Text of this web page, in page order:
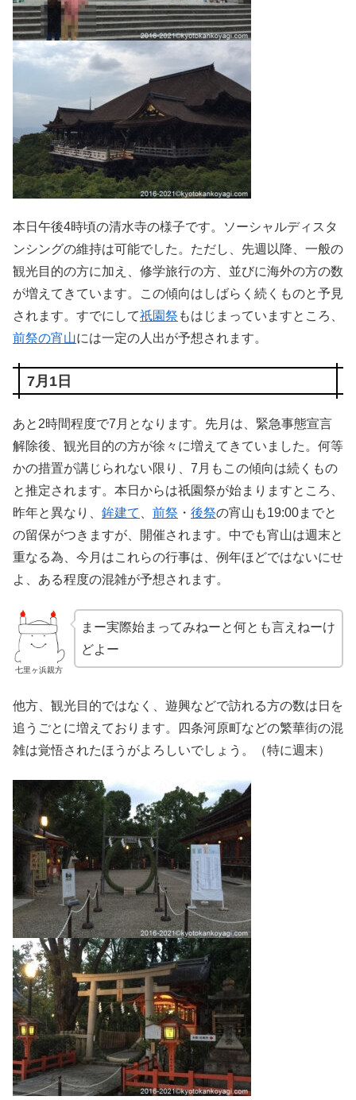
本日午後4時頃の清水寺の様子です。ソーシャルディスタ
ンシングの維持は可能でした。ただし、先週以降、一般の
観光目的の方に加え、修学旅行の方、並びに海外の方の数
が増えてきています。この傾向はしばらく続くものと予見
されます。すでにして祇園祭 もはじまっていますところ、
前祭の宵山には一定の人出が予想されます。
7月1日
あと2時間程度で7月となります。先月は、緊急事態宣言
解除後、観光目的の方が徐々に増えてきていました。何等
かの措置が講じられない限り、7月もこの傾向は続くもの
と推定されます。本日からは祇園祭が始まりますところ、
昨年と異なり、 鉾建て 前祭 ・ 後祭の宵山も19:00までと
の留保がつきますが、開催されます。中でも宵山は週末と
重なる為、今月はこれらの行事は、例年ほどではないにせ
よ、ある程度の混雑が予想されます。
七里ヶ浜親方
まー実際始まってみねーと何とも言えねーけ
どよー
他方、観光目的ではなく、遊興などで訪れる方の数は日を
追うごとに増えております。四条河原町などの繁華街の混
雑は覚悟されたほうがよろしいでしょう。（特に週末）